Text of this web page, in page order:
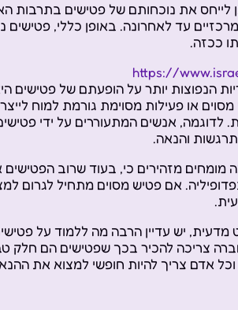
לייחס את נוכחותם של פטישים בתרבות
מרכזיים עד לאחרונה. באופן כללי,
ככזה.
https://
הנפוצות יותר על הופעתם של פטישים
מסוים או פעילות מסוימת גורמת למוח
לדוגמה, אנשים המתעוררים על ידי
והנאה.
מזהירים כי, בעוד שרוב הפטישים
אם פטיש מסוים מתחיל לגרום
יש עדיין הרבה מה ללמוד על
צריכה להכיר בכך שפטישים הם חלק
וכל אדם צריך להיות חופשי למצוא את